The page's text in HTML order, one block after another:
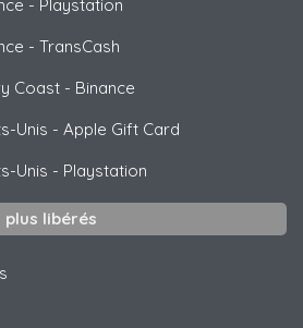
- Playstation
- TransCash
Coast - Binance
Unis - Apple Gift Card
Unis - Playstation
plus libérés